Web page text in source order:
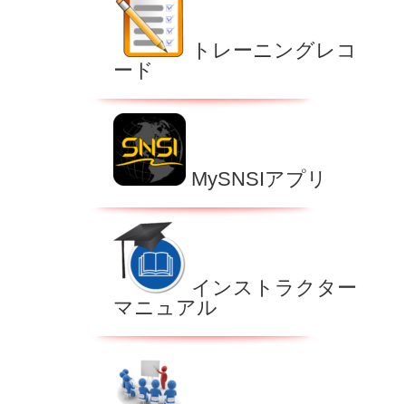
トレーニングレコ
ード
MySNSIアプリ
インストラクター
マニュアル